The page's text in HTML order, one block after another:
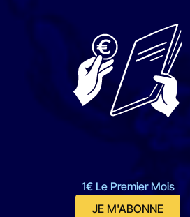
1€ Le Premier Mois
JE M'ABONNE